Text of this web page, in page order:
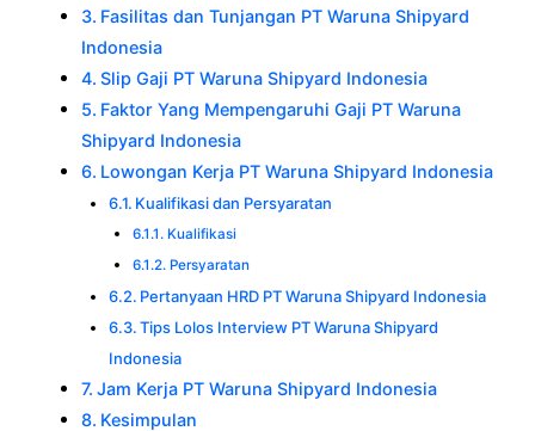
Fasilitas dan Tunjangan PT Waruna Shipyard
Indonesia
Slip Gaji PT Waruna Shipyard Indonesia
Faktor Yang Mempengaruhi Gaji PT Waruna
Shipyard Indonesia
Lowongan Kerja PT Waruna Shipyard Indonesia
Kualifikasi dan Persyaratan
Kualifikasi
Persyaratan
Pertanyaan HRD PT Waruna Shipyard Indonesia
Tips Lolos Interview PT Waruna Shipyard
Indonesia
Jam Kerja PT Waruna Shipyard Indonesia
Kesimpulan